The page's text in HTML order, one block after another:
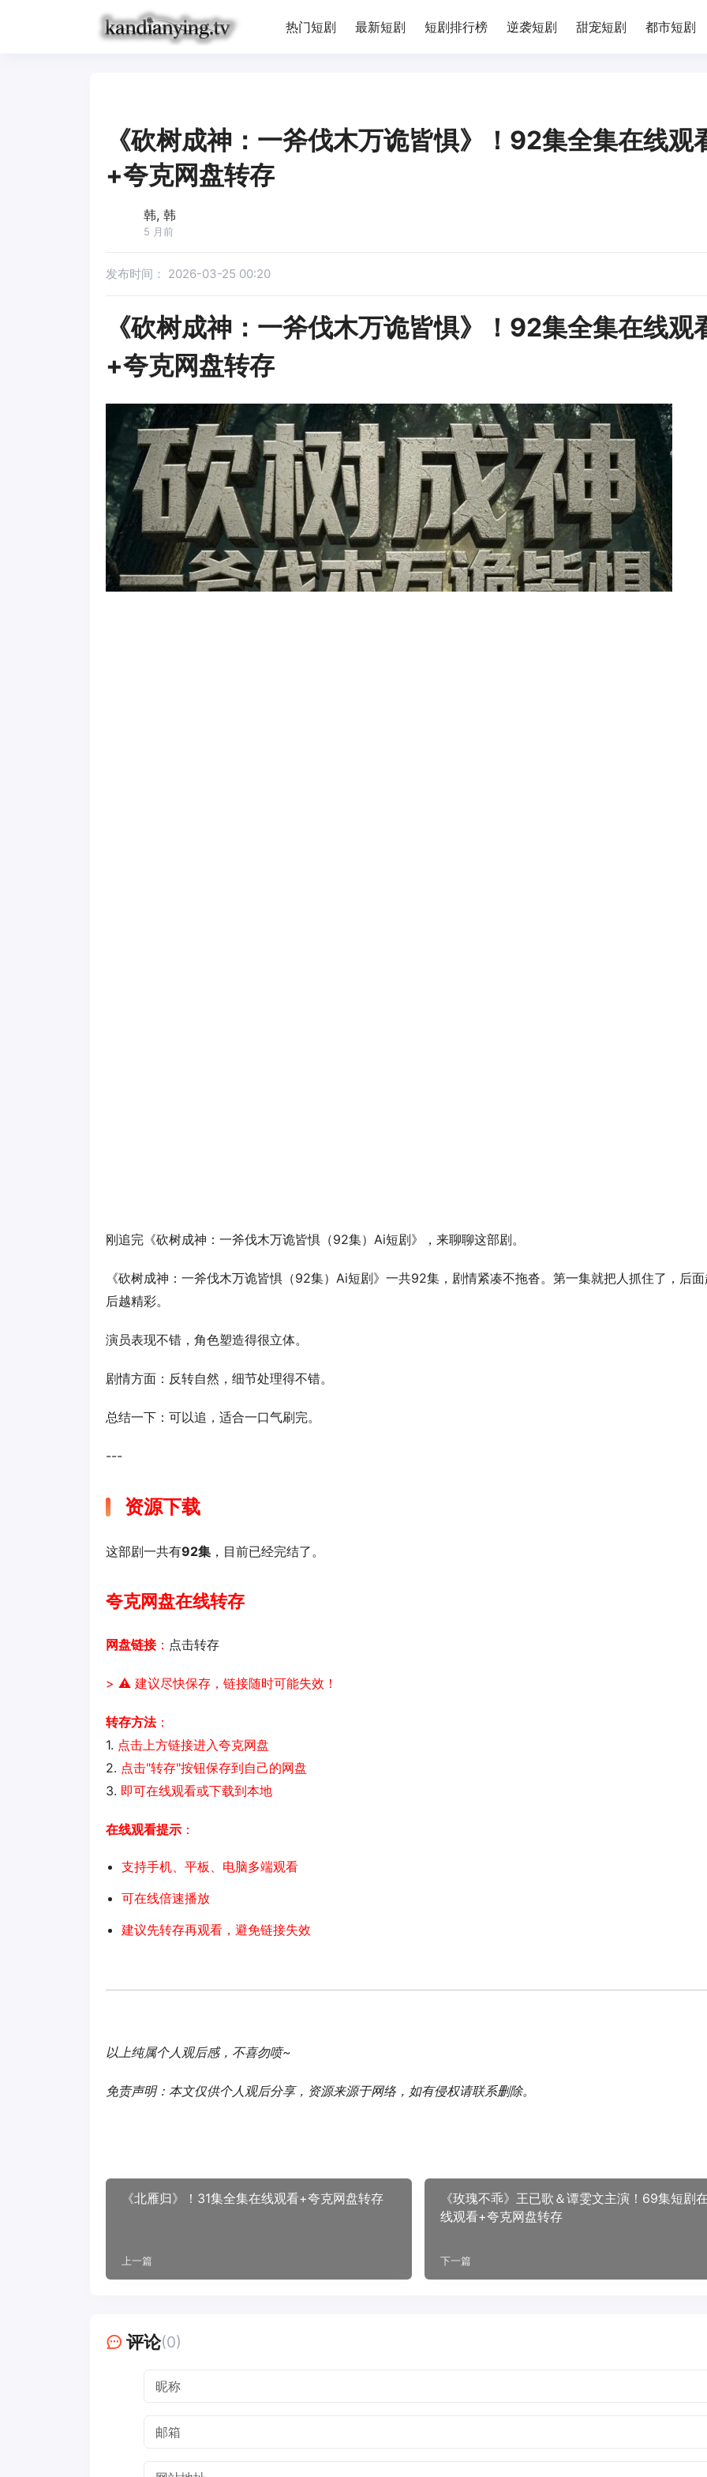
热门短剧 最新短剧 短剧排行榜 逆袭短剧 甜宠短剧 都市短剧
《砍树成神：一斧伐木万诡皆惧》！92集全集在线观
+夸克网盘转存
韩, 韩
5 月前
发布时间： 2026-03-25 00:20
《砍树成神：一斧伐木万诡皆惧》！92集全集在线观
+夸克网盘转存
刚追完《砍树成神：一斧伐木万诡皆惧（92集）Ai短剧》，来聊聊这部剧。
《砍树成神：一斧伐木万诡皆惧（92集）Ai短剧》一共92集，剧情紧凑不拖沓。第一集就把人抓住了，后
后越精彩。
演员表现不错，角色塑造得很立体。
剧情方面：反转自然，细节处理得不错。
总结一下：可以追，适合一口气刷完。
---
资源下载
这部剧一共有92集 ，目前已经完结了。
夸克网盘在线转存
网盘链接： 点击转存
> ⚠️ 建议尽快保存，链接随时可能失效！
转存方法：
1. 点击上方链接进入夸克网盘
2. 点击"转存"按钮保存到自己的网盘
3. 即可在线观看或下载到本地
在线观看提示 ：
支持手机、平板、电脑多端观看
可在线倍速播放
建议先转存再观看，避免链接失效
以上纯属个人观后感，不喜勿喷~
免责声明：本文仅供个人观后分享，资源来源于网络，如有侵权请联系删除。
《北雁归》！31集全集在线观看+夸克网盘转存
上一篇
《玫瑰不乖》王已歌＆谭雯文主演！69集短剧
线观看+夸克网盘转存
下一篇
评论(0)